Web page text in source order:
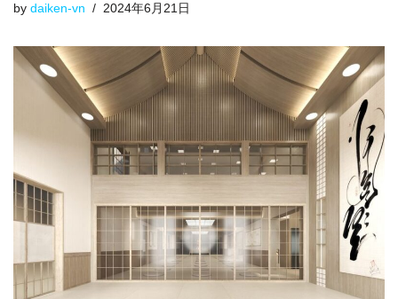
by daiken-vn 2024年6月21日